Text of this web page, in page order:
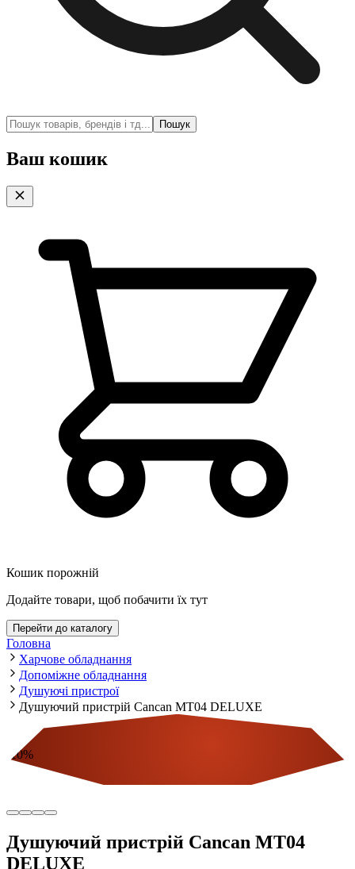
Пошук
Ваш кошик
Кошик порожній
Додайте товари, щоб побачити їх тут
Перейти до каталогу
Головна
Харчове обладнання
Допоміжне обладнання
Душуючі пристрої
Душуючий пристрій Cancan MT04 DELUXE
10%
Душуючий пристрій Cancan MT04
DELUXE